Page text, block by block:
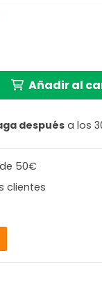
doble
Añadir al
después a los
50€
clientes